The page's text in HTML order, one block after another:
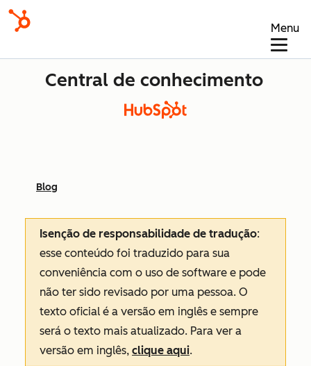
Menu
Central de conhecimento
Blog
Isenção de responsabilidade de tradução:
esse conteúdo foi traduzido para sua
conveniência com o uso de software e pode
não ter sido revisado por uma pessoa. O
texto oficial é a versão em inglês e sempre
será o texto mais atualizado. Para ver a
versão em inglês, clique aqui.